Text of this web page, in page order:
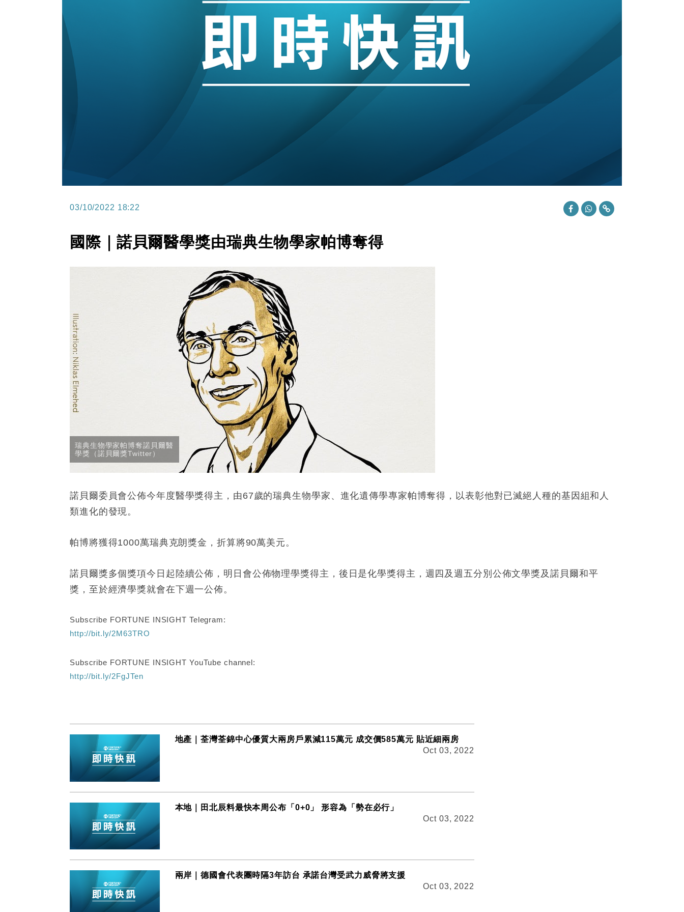
財經｜香港7月PMI回落至51 企業擴張放慢兼縮減人手
財經｜黑石傳再籌逾360億美元 支援Anthropic租用Google晶片
10:57 財經｜美商務部擬擴大金屬關稅範圍 14類產品或加徵25%
18:15 本地｜新世界K11 9月升級會員制度 增鉑金卡級別鎖定高消費客群
17:40 財經｜本港6月零售額連升14個月 珠寶鐘錶銷售升勢最強
財經｜滙控重啟最多10億美元回購 派息比率目標維持50%
03/10/2022 18:22
國際｜諾貝爾醫學獎由瑞典生物學家帕博奪得
瑞典生物學家帕博奪諾貝爾醫
學獎（諾貝爾獎Twitter）
諾貝爾委員會公佈今年度醫學獎得主，由67歲的瑞典生物學家、進化遺傳學專家帕博奪得，以表彰他對已滅絕人種的基因組和人
類進化的發現。
帕博將獲得1000萬瑞典克朗獎金，折算將90萬美元。
諾貝爾獎多個獎項今日起陸續公佈，明日會公佈物理學獎得主，後日是化學獎得主，週四及週五分別公佈文學獎及諾貝爾和平
獎，至於經濟學獎就會在下週一公佈。
Subscribe FORTUNE INSIGHT Telegram:
http://bit.ly/2M63TRO
Subscribe FORTUNE INSIGHT YouTube channel:
http://bit.ly/2FgJTen
地產｜荃灣荃錦中心優質大兩房戶累減115萬元 成交價585萬元 貼近細兩房
Oct 03, 2022
本地｜田北辰料最快本周公布「0+0」 形容為「勢在必行」
Oct 03, 2022
兩岸｜德國會代表團時隔3年訪台 承諾台灣受武力威脅將支援
Oct 03, 2022